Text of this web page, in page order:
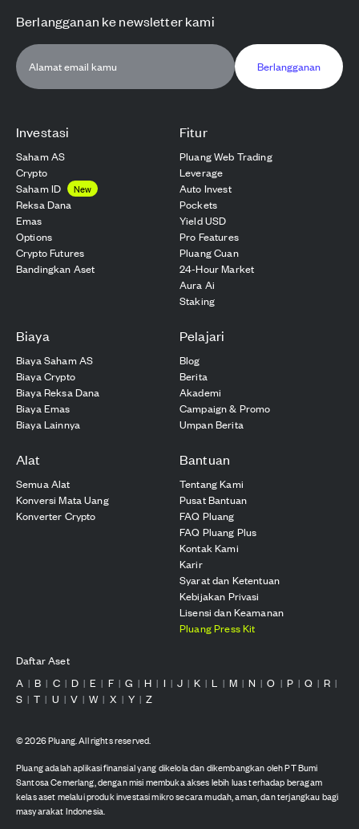
Investasi
Saham AS
Crypto
Saham ID
New
Reksa Dana
Emas
Options
Crypto Futures
Bandingkan Aset
Fitur
Pluang Web Trading
Leverage
Auto Invest
Pockets
Yield USD
Pro Features
Pluang Cuan
24-Hour Market
Aura Ai
Staking
Biaya
Biaya Saham AS
Biaya Crypto
Biaya Reksa Dana
Biaya Emas
Biaya Lainnya
Pelajari
Blog
Berita
Akademi
Campaign & Promo
Umpan Berita
Alat
Semua Alat
Konversi Mata Uang
Konverter Crypto
Bantuan
Tentang Kami
Pusat Bantuan
FAQ Pluang
FAQ Pluang Plus
Kontak Kami
Karir
Syarat dan Ketentuan
Kebijakan Privasi
Lisensi dan Keamanan
Pluang Press Kit
Berlangganan ke newsletter kami
Berlangganan
Daftar Aset
A | B | C | D | E | F | G | H | I | J | K | L | M | N | O | P | Q | R |
S | T | U | V | W | X | Y | Z
©2026Pluang. All rights reserved.
Pluang adalah aplikasi finansial yang dikelola dan dikembangkan oleh PT Bumi
Santosa Cemerlang, dengan misi membuka akses lebih luas terhadap beragam
kelas aset melalui produk investasi mikro secara mudah, aman, dan terjangkau bagi
masyarakat Indonesia.